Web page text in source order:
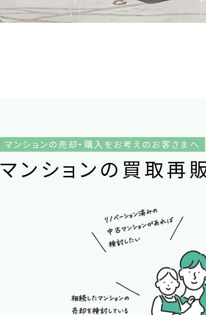
マンションの売却・購入をお考えのお客さまへ
マン ショ ンの 買取再